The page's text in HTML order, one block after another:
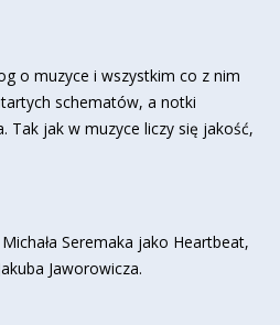
o muzyce i wszystkim co z nim
schematów, a notki
Tak jak w muzyce liczy się jakość,
Seremaka jako Heartbeat,
Jaworowicza.